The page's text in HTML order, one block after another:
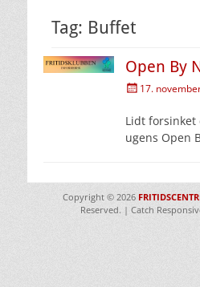
Tag: Buffet
Open By
Udgivet
17.
Lidt forsinket
ugens Open
Copyright © 2026
Reserved. | Catch